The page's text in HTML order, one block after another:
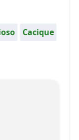
Cacique